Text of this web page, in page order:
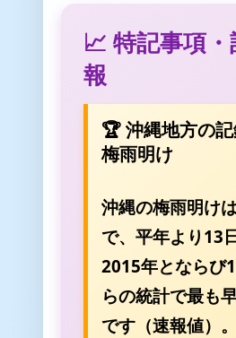
📈 特記事項
報
🏆 沖縄地方の
梅雨明け
沖縄の梅雨明け
で、平年より13
2015年とならび
らの統計で最も
です（速報値）。